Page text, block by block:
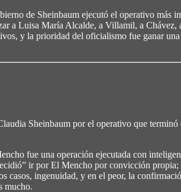
de Sheinbaum ejecutó el operativo más
a Luisa María Alcalde, a Villamil, a
y la prioridad del oficialismo fue ganar
Sheinbaum por el operativo que
fue una operación ejecutada con
ir por El Mencho por convicción
casos, ingenuidad, y en el peor, la
mucho.